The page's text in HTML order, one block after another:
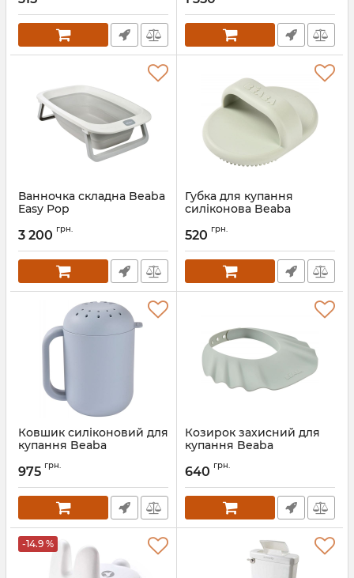
Ванночка складна Beaba
Easy Pop
3 200 грн.
Губка для купання
силіконова Beaba
520 грн.
Ковшик силіконовий для
купання Beaba
975 грн.
Козирок захисний для
купання Beaba
Артикул:
640 грн.
-14.9 %